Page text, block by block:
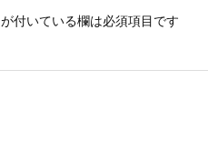
が付いている欄は必須項目です